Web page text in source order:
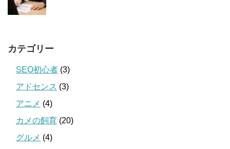
カテゴリー
SEO初心者 (3)
アドセンス (3)
アニメ (4)
カメの飼育 (20)
グルメ (4)